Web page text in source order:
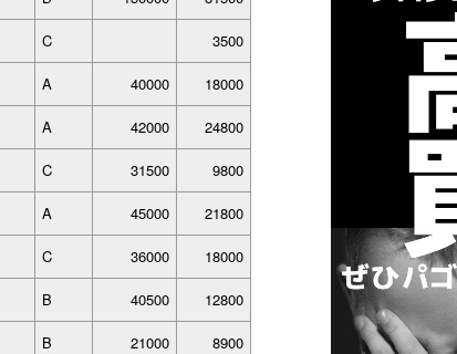
C 3500
A 40000 18000
A 42000 24800
C 31500 9800
A 45000 21800
C 36000 18000
B 40500 12800
B 21000 8900